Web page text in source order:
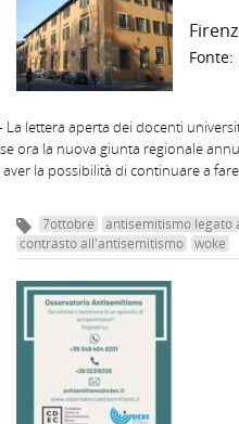
Fonte:
La lettera aperta dei docenti
ora la nuova giunta regionale
aver la possibilità di continuare a
7ottobre antisemitismo legato
contrasto all'antisemitismo
woke